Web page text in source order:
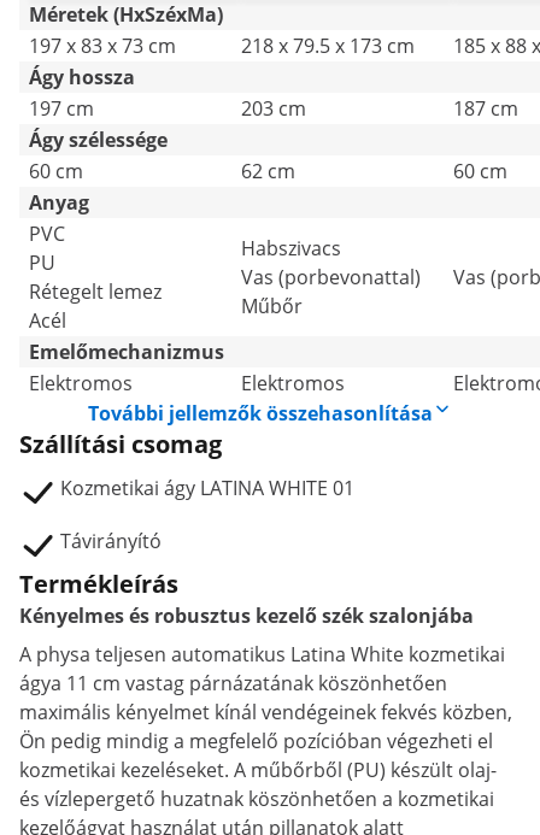
Méretek (HxSzéxMa)
197 x 83 x 73 cm
218 x 79.5 x 173 cm
185 x 88
Ágy hossza
197 cm
203 cm
187 cm
Ágy szélessége
60 cm
62 cm
60 cm
Anyag
PVC
PU
Rétegelt lemez
Acél
Habszivacs
Vas (porbevonattal)
Műbőr
Vas
Emelőmechanizmus
Elektromos
Elektromos
További jellemzők összehasonlítása
Szállítási csomag
Kozmetikai ágy LATINA WHITE 01
Távirányító
Termékleírás
Kényelmes és robusztus kezelő szék szalonjába
A physa teljesen automatikus Latina White kozmetikai
ágya 11 cm vastag párnázatának köszönhetően
maximális kényelmet kínál vendégeinek fekvés közben,
Ön pedig mindig a megfelelő pozícióban végezheti el
kozmetikai kezeléseket. A műbőrből (PU) készült olaj-
és vízlepergető huzatnak köszönhetően a kozmetikai
kezelőágyat használat után pillanatok alatt